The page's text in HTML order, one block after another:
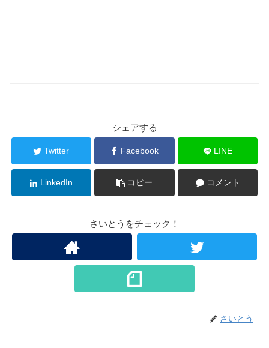
シェアする
Twitter Facebook LINE
LinkedIn コピー コメント
さいとうをチェック！
さいとう